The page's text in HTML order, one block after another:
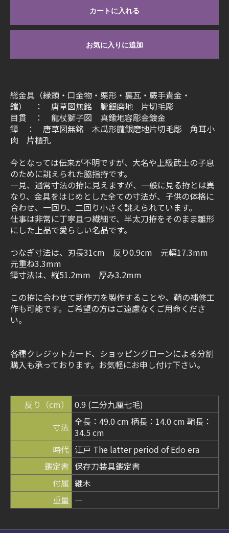
カートに入れる
お気に入りに追加
総金具（縁頭・口金物・栗形・裏瓦・蕨手責金・
鐺） ： 唐草図無銘 朧銀磨地 片切毛彫
目貫 ： 龍杖獅子図 真鍮地容彫金鍍金
鐔 ： 唐草図無銘 木瓜形朧銀磨地片切毛彫 角耳小
肉 片櫃孔
今となっては伝来が不明ですが、大名や上級武士の子息
のために誂えられた脇指拵です。
一見、通常寸法の拵に見えますが、一般に見る拵とは異
なり、金具をはじめとした全ての寸法が、子供の体格に
合わせ、一回り、二回り小さく誂えられています。
仕事は非常に丁寧且つ繊細で、半太刀拵をそのまま雛形
にした上品で愛らしい名品です。
つなぎ寸法は、刃長31cm 反り0.9cm 元幅17.3mm
元重ね3.3mm
鐔寸法は、縦51.2mm 厚み3.2mm
この拵に合わせて新作刀を製作することや、鞘の補修工
作も可能です。ご希望の方はご遠慮なくご用命くださ
い。
各種クレジットカード、ショッピングローンによる分割
購入も承っております。お気軽にお申し付け下さい。
反り（cm）
0.9 (二分九厘七毛)
寸法 全長：49.0 cm 柄長：14.0 cm 鞘長：
34.5 cm
時代 江戸 The latter period of Edo era
鑑定書 保存刀装具鑑定書
付属 継木
重量 ―